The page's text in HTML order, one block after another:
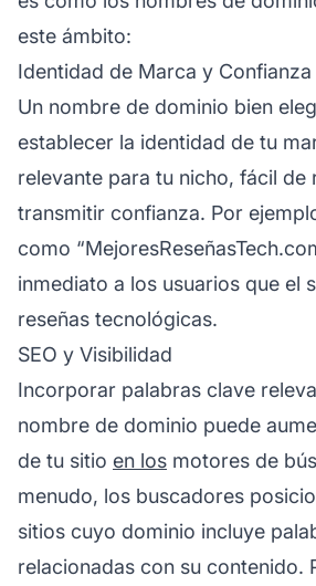
este ámbito:
Identidad de Marca y Confianza
Un nombre de dominio bien
establecer la identidad de tu
relevante para tu nicho, fácil de
transmitir confianza. Por
como
inmediato a los usuarios que el
reseñas tecnológicas.
SEO y Visibilidad
Incorporar palabras clave
nombre de dominio puede
de tu sitio en los motores de
menudo, los buscadores
sitios cuyo dominio incluye
relacionadas con su contenido.